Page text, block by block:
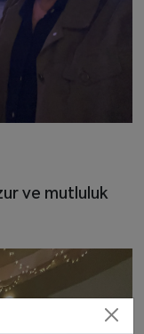
ve mutluluk